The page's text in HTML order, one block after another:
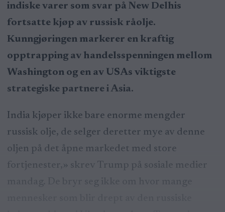
indiske varer som svar på New Delhis
fortsatte kjøp av russisk råolje.
Kunngjøringen markerer en kraftig
opptrapping av handelsspenningen mellom
Washington og en av USAs viktigste
strategiske partnere i Asia.
India kjøper ikke bare enorme mengder
russisk olje, de selger deretter mye av denne
oljen på det åpne markedet med store
fortjenester,» skrev Trump på sosiale medier